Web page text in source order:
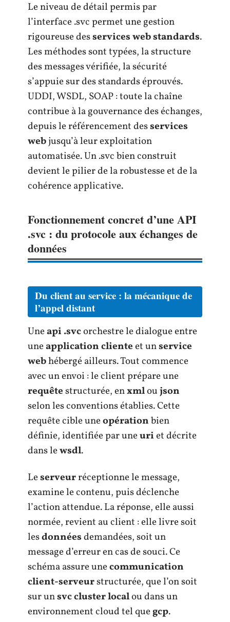
Le niveau de détail permis par
l’interface .svc permet une gestion
rigoureuse desservices web standards.
Les méthodes sont typées, la structure
des messages vérifiée, la sécurité
s’appuie sur des standards éprouvés.
UDDI, WSDL, SOAP : toute la chaîne
contribue à la gouvernance des échanges,
depuis le référencement desservices
webjusqu’à leur exploitation
automatisée. Un .svc bien construit
devient le pilier de la robustesse et de la
cohérence applicative.
Fonctionnement concret d’une API
.svc : du protocole aux échanges de
données
Du client au service : la mécanique de
l’appel distant
Uneapi .svcorchestre le dialogue entre
uneapplication clienteet unservice
webhébergé ailleurs. Tout commence
avec un envoi : le client prépare une
requêtestructurée, enxmloujson
selon les conventions établies. Cette
requête cible uneopérationbien
définie, identifiée par uneuriet décrite
dans lewsdl.
Leserveurréceptionne le message,
examine le contenu, puis déclenche
l’action attendue. La réponse, elle aussi
normée, revient au client : elle livre soit
lesdonnéesdemandées, soit un
message d’erreur en cas de souci. Ce
schéma assure unecommunication
client-serveurstructurée, que l’on soit
sur unsvc cluster localou dans un
environnement cloud tel quegcp.